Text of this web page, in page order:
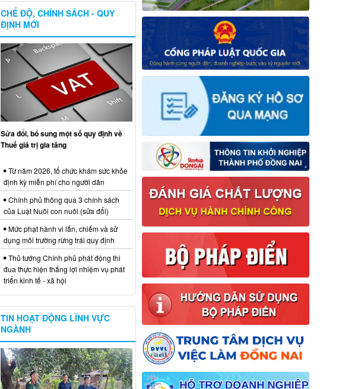
CHẾ ĐỘ, CHÍNH SÁCH - QUY
ĐỊNH MỚI
Sửa đổi, bổ sung một số quy định về
Thuế giá trị gia tăng
Từ năm 2026, tổ chức khám sức khỏe
định kỳ miễn phí cho người dân
Chính phủ thông qua 3 chính sách
của Luật Nuôi con nuôi (sửa đổi)
Mức phạt hành vi lấn, chiếm và sử
dụng môi trường rừng trái quy định
Thủ tướng Chính phủ phát động thi
đua thực hiện thắng lợi nhiệm vụ phát
triển kinh tế - xã hội
TIN HOẠT ĐỘNG LĨNH VỰC
NGÀNH